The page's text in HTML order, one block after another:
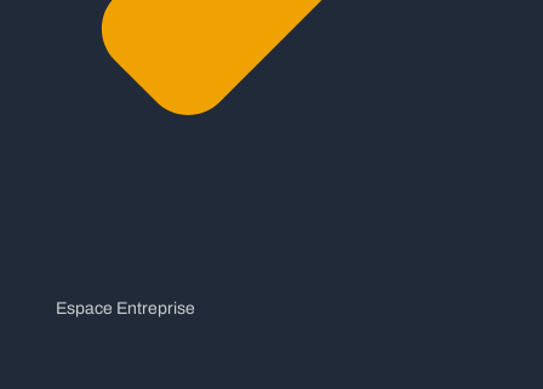
Espace Entreprise